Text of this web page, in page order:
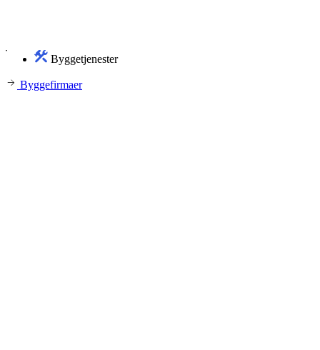
Byggetjenester
Byggefirmaer